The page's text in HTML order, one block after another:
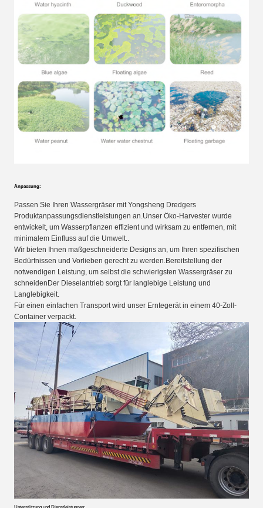
Anpassung:
Passen Sie Ihren Wassergräser mit Yongsheng Dredgers
Produktanpassungsdienstleistungen an.Unser Öko-Harvester wurde
entwickelt, um Wasserpflanzen effizient und wirksam zu entfernen, mit
minimalem Einfluss auf die Umwelt..
Wir bieten Ihnen maßgeschneiderte Designs an, um Ihren spezifischen
Bedürfnissen und Vorlieben gerecht zu werden.Bereitstellung der
notwendigen Leistung, um selbst die schwierigsten Wassergräser zu
schneidenDer Dieselantrieb sorgt für langlebige Leistung und
Langlebigkeit.
Für einen einfachen Transport wird unser Erntegerät in einem 40-Zoll-
Container verpackt.